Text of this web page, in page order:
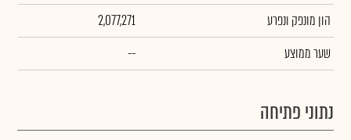
הון מונפק ונפרע
2,077,271
שער ממוצע
--
נתוני פתיחה